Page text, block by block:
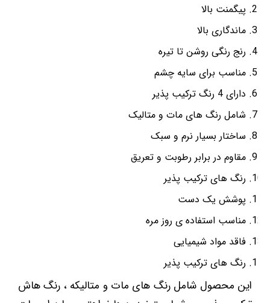
پیگمنت بالا
ماندگاری بالا
رنج رنگی روشن تا تیره
مناسب برای سایه چشم
دارای 4 رنگ ترکیب پذیر
شامل رنگ های مات و متالیک
ساختار بسیار نرم و سبک
مقاوم در برابر رطوبت و تعریق
رنگ های ترکیب پذیر
پوشش یک دست
مناسب استفاده ی روز مره
فاقد مواد شیمیایی
رنگ های ترکیب پذیر
این محصول شامل رنگ های مات و متالیکه ، رنگ هاش